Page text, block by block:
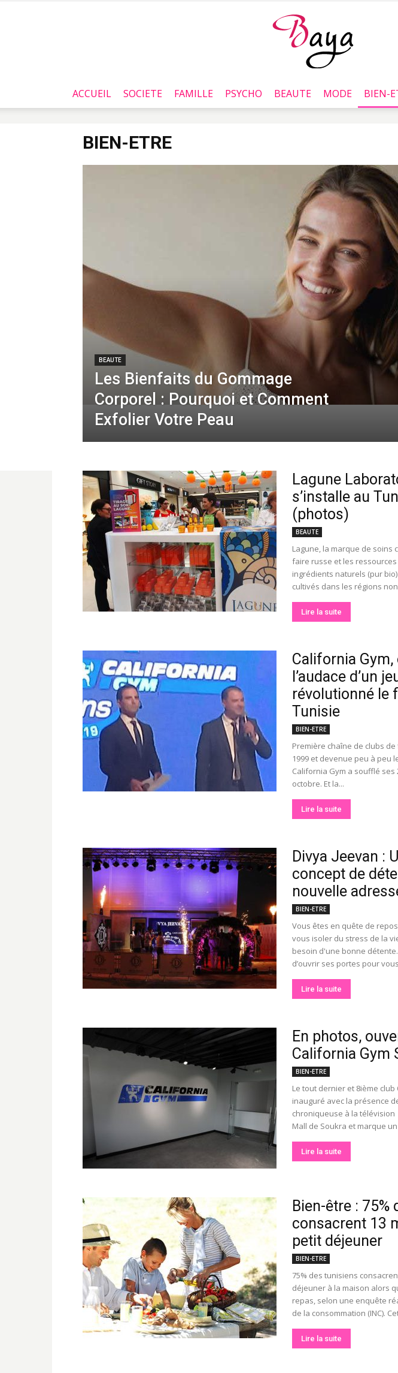
Baya.tn
ACCUEIL SOCIETE FAMILLE PSYCHO BEAUTE MODE BIEN-
BIEN-ETRE
BEAUTE
Les Bienfaits du Gommage
Corporel : Pourquoi et Comment
Exfolier Votre Peau
Lagune
s’installe au
(photos)
BEAUTE
Lagune, la marque de soins
faire russe et les
ingrédients naturels (pur
cultivés dans les régions
Lire la suite
California
l’audace d’un
révolutionné le
Tunisie
BIEN-ETRE
Première chaîne de clubs
1999 et devenue peu à peu
California Gym a soufflé ses
octobre. Et la...
Lire la suite
Divya Jeevan :
concept de
nouvelle
BIEN-ETRE
Vous êtes en quête de
vous isoler du stress de la
besoin d'une bonne
d’ouvrir ses portes pour
Lire la suite
En photos,
California Gym
BIEN-ETRE
Le tout dernier et 8ième
inauguré avec la présence
chroniqueuse à la
Mall de Soukra et marque
Lire la suite
Bien-être :
consacrent 13
petit déjeuner
BIEN-ETRE
75% des tunisiens
déjeuner à la maison alors
repas, selon une enquête
de la consommation (INC).
Lire la suite